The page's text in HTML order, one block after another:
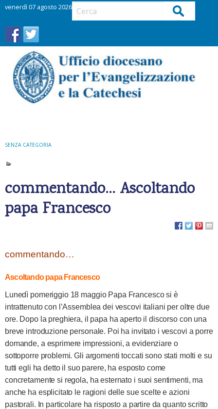
venerdì 07 agosto 2026 Cerca
SENZA CATEGORIA
commentando… Ascoltando
papa Francesco
commentando…
Ascoltandopapa Francesco
Lunedì pomeriggio 18 maggio Papa Francesco si è
intrattenuto con l’Assemblea dei vescovi italiani per oltre due
ore. Dopo la preghiera, il papa ha aperto il discorso con una
breve introduzione personale. Poi ha invitato i vescovi a porre
domande, a esprimere impressioni, a evidenziare o
sottoporre problemi. Gli argomenti toccati sono stati molti e su
tutti egli ha detto il suo parere, ha esposto come
concretamente si regola, ha esternato i suoi sentimenti, ma
anche ha esplicitato le ragioni delle sue scelte e azioni
pastorali. In particolare ha risposto a partire da quanto scritto